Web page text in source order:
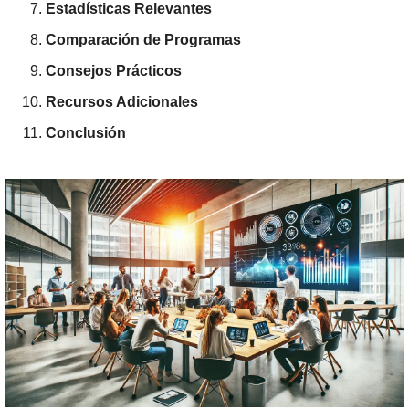
Estadísticas Relevantes
Comparación de Programas
Consejos Prácticos
Recursos Adicionales
Conclusión